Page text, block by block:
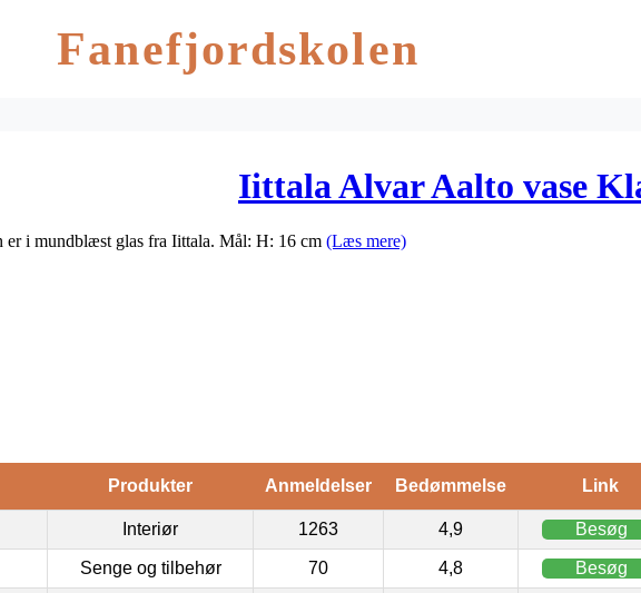
Fanefjordskolen
Iittala Alvar Aalto vase
i mundblæst glas fra Iittala. Mål: H: 16 cm (Læs mere)
Produkter Anmeldelser Bedømmelse Link
Interiør 1263 4,9 Besøg
Senge og tilbehør 70 4,8 Besøg